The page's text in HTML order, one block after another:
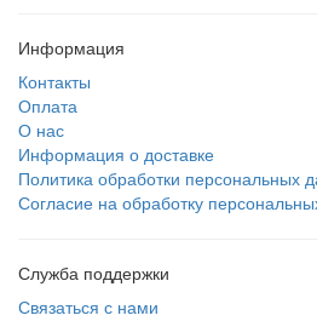
Информация
Контакты
Оплата
О нас
Информация о доставке
Политика обработки персональных
Согласие на обработку
Служба поддержки
Связаться с нами